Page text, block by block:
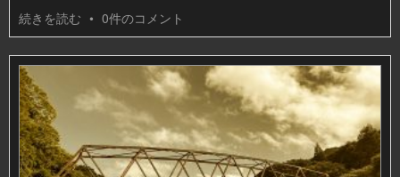
続きを読む • 0件のコメント